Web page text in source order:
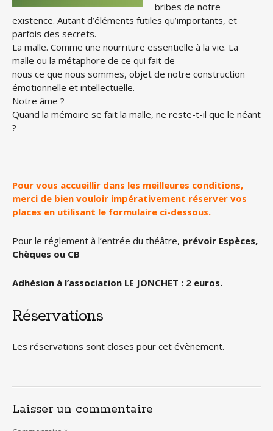
bribes de notre
existence. Autant d’éléments futiles qu’importants, et
parfois des secrets.
La malle. Comme une nourriture essentielle à la vie. La
malle ou la métaphore de ce qui fait de
nous ce que nous sommes, objet de notre construction
émotionnelle et intellectuelle.
Notre âme ?
Quand la mémoire se fait la malle, ne reste-t-il que le néant
?
Pour vous accueillir dans les meilleures conditions,
merci de bien vouloir impérativement réserver vos
places en utilisant le formulaire ci-dessous.
Pour le réglement à l’entrée du théâtre, prévoir Espèces,
Chèques ou CB
Adhésion à l’association LE JONCHET : 2 euros.
Réservations
Les réservations sont closes pour cet évènement.
Laisser un commentaire